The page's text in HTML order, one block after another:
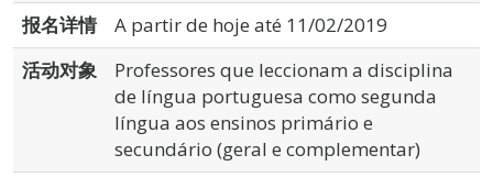
报名详情
A partir de hoje até 11/02/2019
活动对象
Professores que leccionam a disciplina
de língua portuguesa como segunda
língua aos ensinos primário e
secundário (geral e complementar)